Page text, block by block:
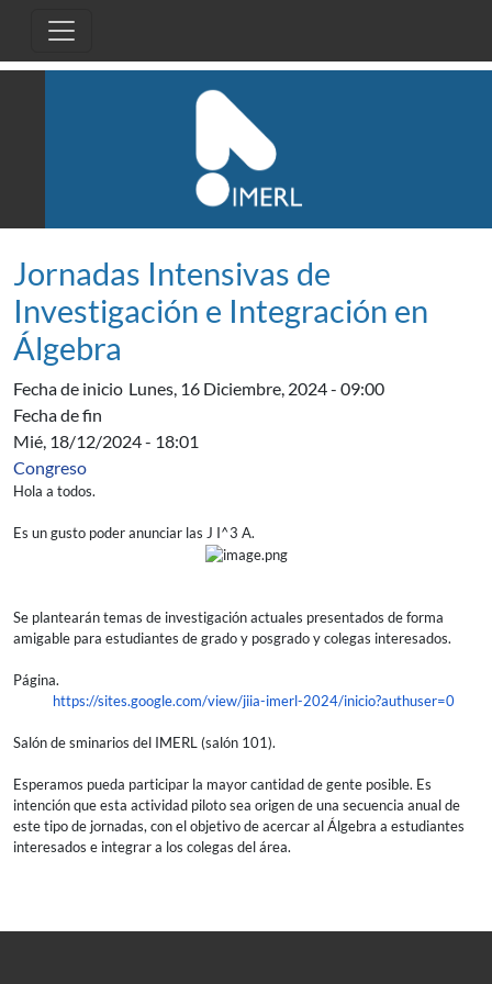
Jornadas Intensivas de
Investigación e Integración en
Álgebra
Fecha de inicio Lunes, 16 Diciembre, 2024 - 09:00
Fecha de fin
Mié, 18/12/2024 - 18:01
Congreso
Hola a todos.
Es un gusto poder anunciar las J I^3 A.
Se plantearán temas de investigación actuales presentados de forma
amigable para estudiantes de grado y posgrado y colegas interesados.
Página.
https://sites.google.com/view/jiia-imerl-2024/inicio?authuser=0
Salón de sminarios del IMERL (salón 101).
Esperamos pueda participar la mayor cantidad de gente posible. Es
intención que esta actividad piloto sea origen de una secuencia anual de
este tipo de jornadas, con el objetivo de acercar al Álgebra a estudiantes
interesados e integrar a los colegas del área.